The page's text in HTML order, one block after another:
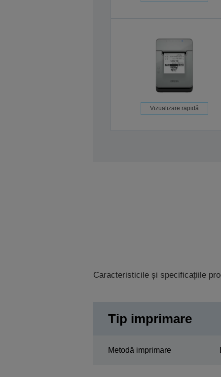
Vizualizare rapidă
Caracteristicile și specificațiile
Tip imprimare
Metodă imprimare